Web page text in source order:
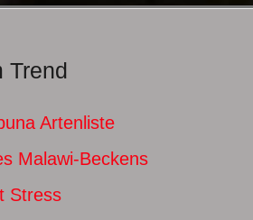
Trend
Artenliste
Malawi-Beckens
Stress